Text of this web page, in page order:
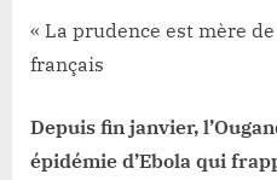
« La prudence est mère
français
Depuis fin janvier,
épidémie d’Ebola qui